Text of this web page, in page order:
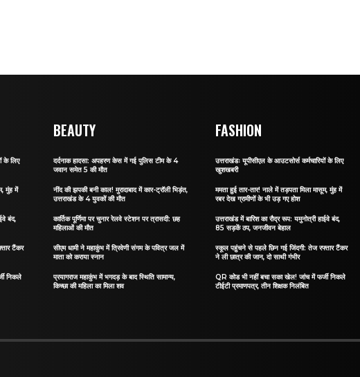
के लिए
मुंह में
बंद,
टैंकर
निकले
BEAUTY
दर्दनाक हादसा: अपहरण केस में गई पुलिस टीम के 4
जवान समेत 5 की मौत
नींद की झपकी बनी काल! मुरादाबाद में कार-ट्रॉली भिड़ंत,
उत्तराखंड के 4 युवकों की मौत
कार्तिक पूर्णिमा पर चुनार रेलवे स्टेशन पर त्रासदी: छह
महिलाओं की मौत
सीएम धामी ने महाकुंभ में त्रिवेणी संगम के पवित्र जल में
माता को कराया स्नान
प्रयागराज महाकुंभ में भगदड़ के बाद स्थिति सामान्य,
किच्छा की महिला का मिला शव
FASHION
उत्तराखंडः यूपीसीएल के आउटसोर्स कर्मचारियों के लिए
खुशखबरी
ममता हुई तार-तार! नाले में तड़पता मिला मासूम, मुंह में
रबर देख ग्रामीणों के भी उड़ गए होश
उत्तराखंड में बारिश का रौद्र रूप: यमुनोत्री हाईवे बंद,
85 सड़कें ठप, जनजीवन बेहाल
स्कूल पहुंचने से पहले छिन गई जिंदगी: तेज रफ्तार टैंकर
ने ली छात्र की जान, दो साथी गंभीर
QR कोड भी नहीं बचा सका खेल! जांच में फर्जी निकले
टीईटी प्रमाणपत्र, तीन शिक्षक निलंबित